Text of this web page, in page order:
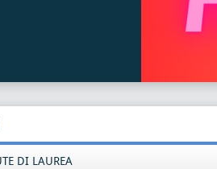
DI LAUREA